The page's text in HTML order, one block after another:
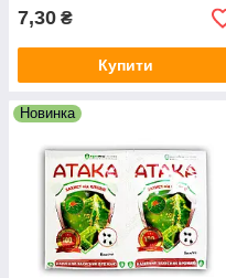
7,30 ₴
Купити
Новинка